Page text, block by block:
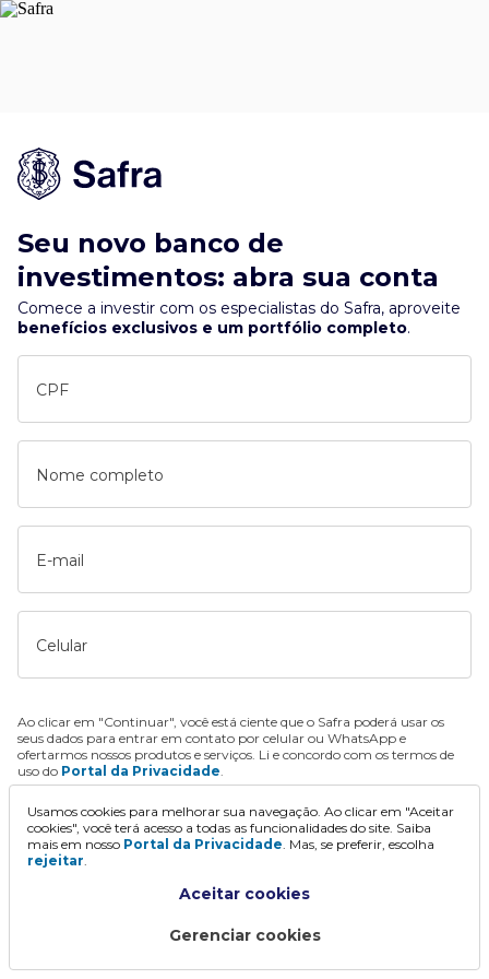
Seu novo banco de
investimentos: abra sua conta
Comece a investir com os especialistas do Safra, aproveite
benefícios exclusivos e um portfólio completo.
CPF
Nome completo
E-mail
Celular
Ao clicar em "Continuar", você está ciente que o Safra poderá usar os
seus dados para entrar em contato por celular ou WhatsApp e
ofertarmos nossos produtos e serviços. Li e concordo com os termos de
uso do Portal da Privacidade.
Continuar
Usamos cookies para melhorar sua navegação. Ao clicar em "Aceitar
cookies", você terá acesso a todas as funcionalidades do site. Saiba
mais em nosso Portal da Privacidade. Mas, se preferir, escolha
rejeitar.
Aceitar cookies
Gerenciar cookies